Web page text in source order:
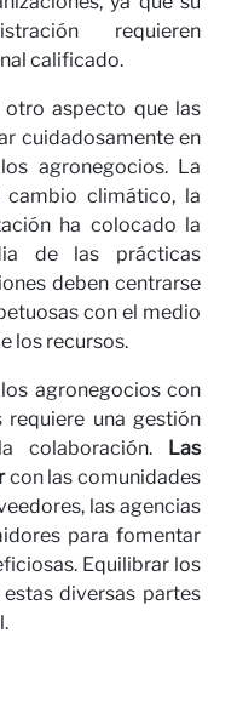
requieren
calificado.
aspecto que las
cuidadosamente en
agronegocios. La
climático, la
ha colocado la
de las prácticas
deben centrarse
con el medio
los recursos.
agronegocios con
requiere una gestión
colaboración. Las
con las comunidades
las agencias
para fomentar
Equilibrar los
diversas partes